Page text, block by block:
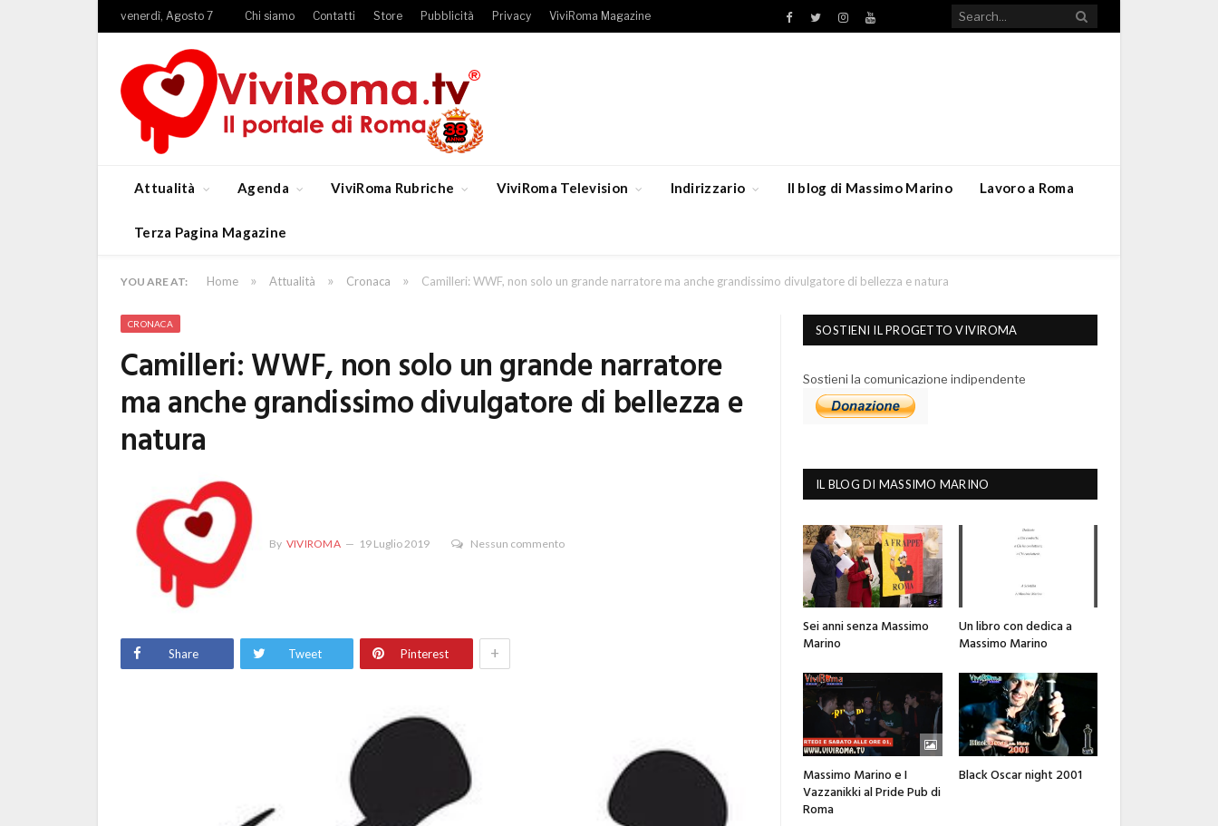
venerdì, Agosto 7 Chi siamo Contatti Store Pubblicità Privacy ViviRoma Magazine Facebook
TwitterInstagramYouTube
Attualità Agenda ViviRoma Rubriche ViviRoma Television Indirizzario Il blog di Massimo Marino Lavoro a Roma
Terza Pagina Magazine
YOU ARE AT: Home » Attualità » Cronaca » Camilleri: WWF, non solo un grande narratore ma anche grandissimo divulgatore di bellezza e natura
CRONACA
Camilleri: WWF, non solo un grande narratore
ma anche grandissimo divulgatore di bellezza e
natura
By VIVIROMA 19 Luglio 2019 Nessun commento
Share Tweet Pinterest +
SOSTIENI IL PROGETTO VIVIROMA
Sostieni la comunicazione indipendente
IL BLOG DI MASSIMO MARINO
Sei anni senza Massimo
Marino
Un libro con dedica a
Massimo Marino
Massimo Marino e I
Vazzanikki al Pride Pub di
Roma
Black Oscar night 2001